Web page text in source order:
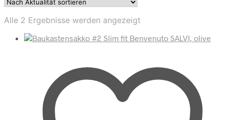
Alle 2 Ergebnisse werden angezeigt
sortiert